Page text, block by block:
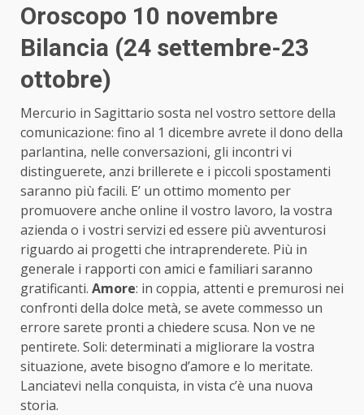
Oroscopo 10 novembre
Bilancia (24 settembre-23
ottobre)
Mercurio in Sagittario sosta nel vostro settore della
comunicazione: fino al 1 dicembre avrete il dono della
parlantina, nelle conversazioni, gli incontri vi
distinguerete, anzi brillerete e i piccoli spostamenti
saranno più facili. E’ un ottimo momento per
promuovere anche online il vostro lavoro, la vostra
azienda o i vostri servizi ed essere più avventurosi
riguardo ai progetti che intraprenderete. Più in
generale i rapporti con amici e familiari saranno
gratificanti. Amore: in coppia, attenti e premurosi nei
confronti della dolce metà, se avete commesso un
errore sarete pronti a chiedere scusa. Non ve ne
pentirete. Soli: determinati a migliorare la vostra
situazione, avete bisogno d’amore e lo meritate.
Lanciatevi nella conquista, in vista c’è una nuova
storia.